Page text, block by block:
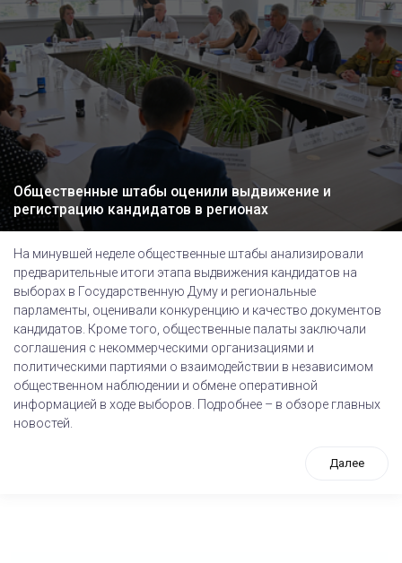
Общественные штабы оценили выдвижение и
регистрацию кандидатов в регионах
На минувшей неделе общественные штабы анализировали
предварительные итоги этапа выдвижения кандидатов на
выборах в Государственную Думу и региональные
парламенты, оценивали конкуренцию и качество документов
кандидатов. Кроме того, общественные палаты заключали
соглашения с некоммерческими организациями и
политическими партиями о взаимодействии в независимом
общественном наблюдении и обмене оперативной
информацией в ходе выборов. Подробнее – в обзоре главных
новостей.
Далее